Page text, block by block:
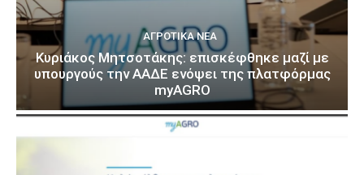
ΑΓΡΟΤΙΚΆ ΝΈΑ
Κυριάκος Μητσοτάκης: επισκέφθηκε μαζί με
υπουργούς την ΑΑΔΕ ενόψει της πλατφόρμας
myAGRO